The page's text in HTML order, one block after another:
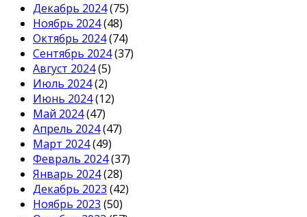
Декабрь 2024(75)
Ноябрь 2024(48)
Октябрь 2024(74)
Сентябрь 2024(37)
Август 2024(5)
Июль 2024(2)
Июнь 2024(12)
Май 2024(47)
Апрель 2024(47)
Март 2024(49)
Февраль 2024(37)
Январь 2024(28)
Декабрь 2023 (42)
Ноябрь 2023 (50)